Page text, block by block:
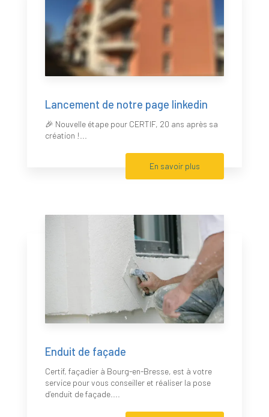
Lancement de notre page linkedin
🎉 Nouvelle étape pour CERTIF, 20 ans après sa
création !...
En savoir plus
Enduit de façade
Certif, façadier à Bourg-en-Bresse, est à votre
service pour vous conseiller et réaliser la pose
d’enduit de façade....